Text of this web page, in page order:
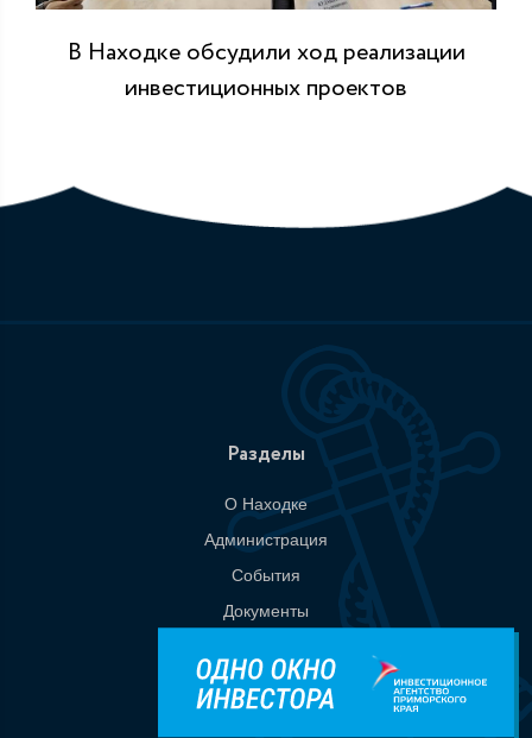
В Находке обсудили ход реализации
инвестиционных проектов
Разделы
О Находке
Администрация
События
Документы
Приемная